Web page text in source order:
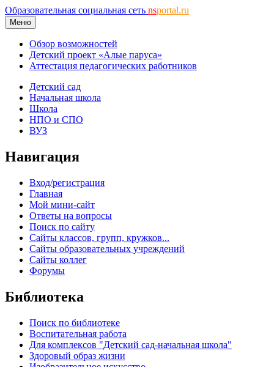
Образовательная социальная сеть nsportal.ru
Меню
Обзор возможностей
Детский проект «Алые паруса»
Аттестация педагогических работников
Детский сад
Начальная школа
Школа
НПО и СПО
ВУЗ
Навигация
Вход/регистрация
Главная
Мой мини-сайт
Ответы на вопросы
Поиск по сайту
Сайты классов, групп, кружков...
Сайты образовательных учреждений
Сайты коллег
Форумы
Библиотека
Поиск по библиотеке
Воспитательная работа
Для комплексов "Детский сад-начальная школа"
Здоровый образ жизни